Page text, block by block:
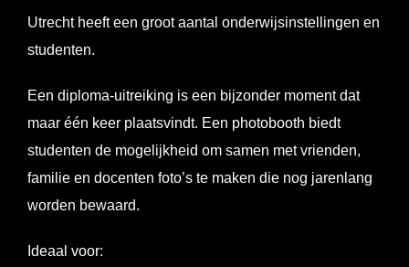
Utrecht heeft een groot aantal onderwijsinstellingen en
studenten.
Een diploma-uitreiking is een bijzonder moment dat
maar één keer plaatsvindt. Een photobooth biedt
studenten de mogelijkheid om samen met vrienden,
familie en docenten foto’s te maken die nog jarenlang
worden bewaard.
Ideaal voor: